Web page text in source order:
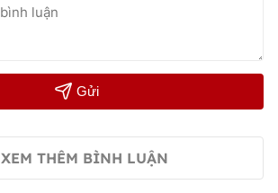
Gửi
XEM THÊM BÌNH LUẬN